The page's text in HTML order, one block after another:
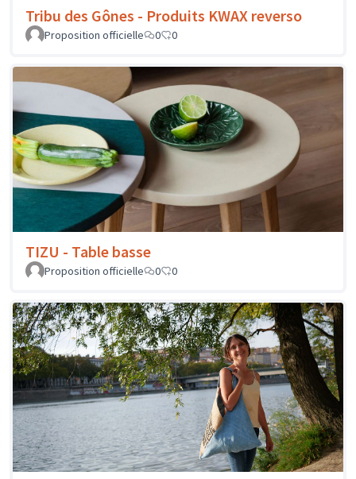
Tribu des Gônes - Produits KWAX reverso
Proposition officielle 0 0
TIZU - Table basse
Proposition officielle 0 0